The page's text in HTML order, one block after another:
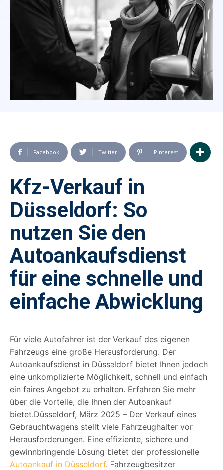
Facebook Twitter Pinterest
Kfz-Verkauf in
Düsseldorf: So
nutzen Sie den
Autoankaufsdienst
für eine schnelle und
einfache Abwicklung
Für viele Autofahrer ist der Verkauf des eigenen
Fahrzeugs eine große Herausforderung. Der
Autoankaufsdienst in Düsseldorf bietet Ihnen jedoch
eine unkomplizierte Möglichkeit, schnell und einfach
ein faires Angebot zu erhalten. Erfahren Sie mehr
über die Vorteile, die Ihnen der Autoankauf
bietet.Düsseldorf, März 2025 – Der Verkauf eines
Gebrauchtwagens stellt viele Fahrzeughalter vor
Herausforderungen. Eine effiziente, sichere und
gewinnbringende Lösung bietet der professionelle
Autoankauf in Düsseldorf. Fahrzeugbesitzer